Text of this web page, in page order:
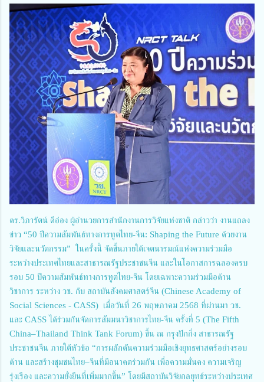
ดร.วิภารัตน์ ดีอ่อง ผู้อำนวยการสำนักงานการวิจัยแห่งชาติ กล่าวว่า งานแถลง
ข่าว “50 ปีความสัมพันธ์ทางการทูตไทย-จีน: Shaping the Future ด้วยงาน
วิจัยและนวัตกรรม” ในครั้งนี้ จัดขึ้นภายใต้เจตนารมณ์แห่งความร่วมมือ
ระหว่างประเทศไทยและสาธารณรัฐประชาชนจีน และในโอกาสการฉลองครบ
รอบ 50 ปีความสัมพันธ์ทางการทูตไทย-จีน โดยเฉพาะความร่วมมือด้าน
วิชาการ ระหว่าง วช. กับ สถาบันสังคมศาสตร์จีน (Chinese Academy of
Social Sciences - CASS) เมื่อวันที่ 26 พฤษภาคม 2568 ที่ผ่านมา วช.
และ CASS ได้ร่วมกันจัดการสัมมนาวิชาการไทย-จีน ครั้งที่ 5 (The Fifth
China–Thailand Think Tank Forum) ขึ้น ณ กรุงปักกิ่ง สาธารณรัฐ
ประชาชนจีน ภายใต้หัวข้อ “การผลักดันความร่วมมือเชิงยุทธศาสตร์อย่างรอบ
ด้าน และสร้างชุมชนไทย–จีนที่มีอนาคตร่วมกัน เพื่อความมั่นคง ความเจริญ
รุ่งเรือง และความยั่งยืนที่เพิ่มมากขึ้น” โดยมีสถาบันวิจัยกลยุทธ์ระหว่างประเทศ